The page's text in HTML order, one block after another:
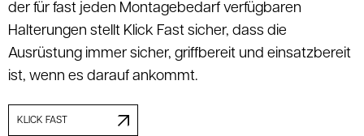
der für fast jeden Montagebedarf verfügbaren
Halterungen stellt Klick Fast sicher, dass die
Ausrüstung immer sicher, griffbereit und einsatzbereit
ist, wenn es darauf ankommt.
KLICK FAST